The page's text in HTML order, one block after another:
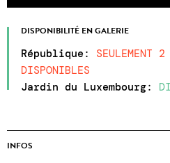
INFOS
DISPONIBILITÉ EN GALERIE
République : SEULEMENT
DISPONIBLES
Jardin du Luxembourg: